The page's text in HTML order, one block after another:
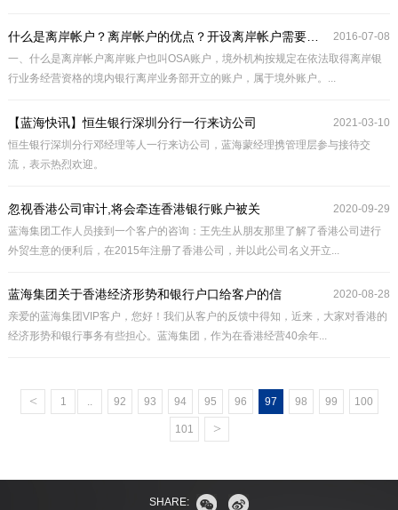
2016-07-08
什么是离岸帐户？离岸帐户的优点？开设离岸帐户需要什么文件？
一、什么是离岸帐户离岸账户也叫OSA账户，境外机构按规定在依法取得离岸银
行业务经营资格的境内银行离岸业务部开立的账户，属于境外账户。...
2021-03-10
【蓝海快讯】恒生银行深圳分行一行来访公司
恒生银行深圳分行邓经理等人一行来访公司，蓝海蒙经理携管理层参与接待交
流，表示热烈欢迎。
2020-09-29
忽视香港公司审计,将会牵连香港银行账户被关
蓝海集团工作人员接到一个客户的咨询：王先生从朋友那里了解了香港公司进行
外贸生意的便利后，在2015年注册了香港公司，并以此公司名义开立...
2020-08-28
蓝海集团关于香港经济形势和银行户口给客户的信
亲爱的蓝海集团VIP客户，您好！我们从客户的反馈中得知，近来，大家对香港的
经济形势和银行事务有些担心。蓝海集团，作为在香港经营40余年...
< 1 .. 92 93 94 95 96 97 98 99 100
101 >
SHARE: